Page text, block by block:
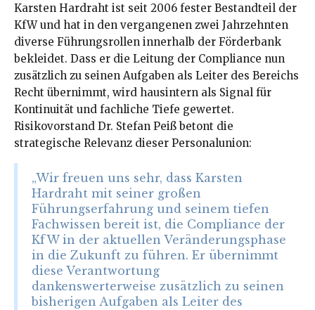
Karsten Hardraht ist seit 2006 fester Bestandteil der
KfW und hat in den vergangenen zwei Jahrzehnten
diverse Führungsrollen innerhalb der Förderbank
bekleidet. Dass er die Leitung der Compliance nun
zusätzlich zu seinen Aufgaben als Leiter des Bereichs
Recht übernimmt, wird hausintern als Signal für
Kontinuität und fachliche Tiefe gewertet.
Risikovorstand Dr. Stefan Peiß betont die
strategische Relevanz dieser Personalunion:
„Wir freuen uns sehr, dass Karsten
Hardraht mit seiner großen
Führungserfahrung und seinem tiefen
Fachwissen bereit ist, die Compliance der
KfW in der aktuellen Veränderungsphase
in die Zukunft zu führen. Er übernimmt
diese Verantwortung
dankenswerterweise zusätzlich zu seinen
bisherigen Aufgaben als Leiter des